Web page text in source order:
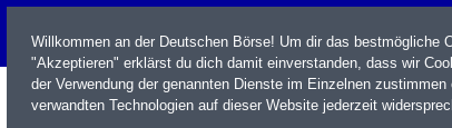
LIVE
Willkommen an der Deutschen Börse! Um dir das
"Akzeptieren" erklärst du dich damit einverstanden, dass wir
der Verwendung der genannten Dienste im Einzelnen
verwandten Technologien auf dieser Website jederzeit